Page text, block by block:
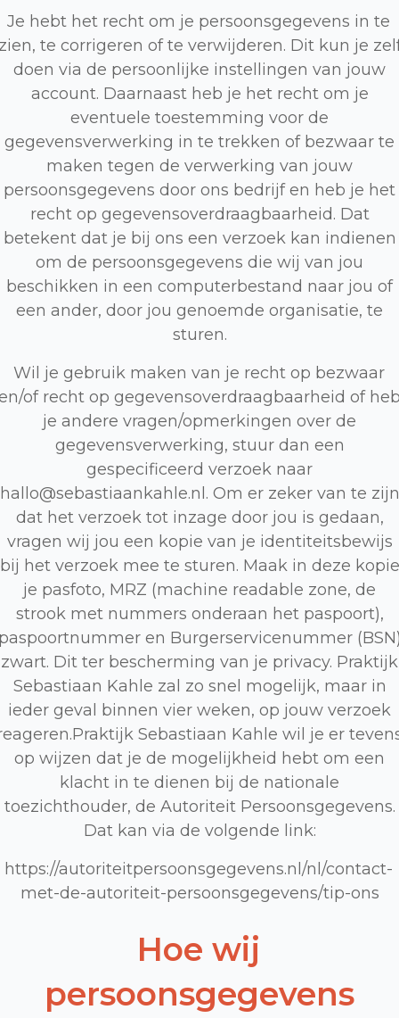
Je hebt het recht om je persoonsgegevens in te
te corrigeren of te verwijderen. Dit kun je
doen via de persoonlijke instellingen van jouw
account. Daarnaast heb je het recht om je
eventuele toestemming voor de
gegevensverwerking in te trekken of bezwaar te
maken tegen de verwerking van jouw
persoonsgegevens door ons bedrijf en heb je het
recht op gegevensoverdraagbaarheid. Dat
betekent dat je bij ons een verzoek kan indienen
om de persoonsgegevens die wij van jou
beschikken in een computerbestand naar jou of
een ander, door jou genoemde organisatie, te
sturen.
Wil je gebruik maken van je recht op bezwaar
of recht op gegevensoverdraagbaarheid of
je andere vragen/opmerkingen over de
gegevensverwerking, stuur dan een
gespecificeerd verzoek naar
hallo@sebastiaankahle.nl. Om er zeker van te zijn
dat het verzoek tot inzage door jou is gedaan,
vragen wij jou een kopie van je identiteitsbewijs
bij het verzoek mee te sturen. Maak in deze kopie
je pasfoto, MRZ (machine readable zone, de
strook met nummers onderaan het paspoort),
en Burgerservicenummer
zwart. Dit ter bescherming van je privacy. Praktijk
Sebastiaan Kahle zal zo snel mogelijk, maar in
ieder geval binnen vier weken, op jouw verzoek
Sebastiaan Kahle wil je er
op wijzen dat je de mogelijkheid hebt om een
klacht in te dienen bij de nationale
toezichthouder, de Autoriteit Persoonsgegevens.
Dat kan via de volgende link:
https://autoriteitpersoonsgegevens.nl/nl/contact-
met-de-autoriteit-persoonsgegevens/tip-ons
Hoe wij
persoonsgegevens